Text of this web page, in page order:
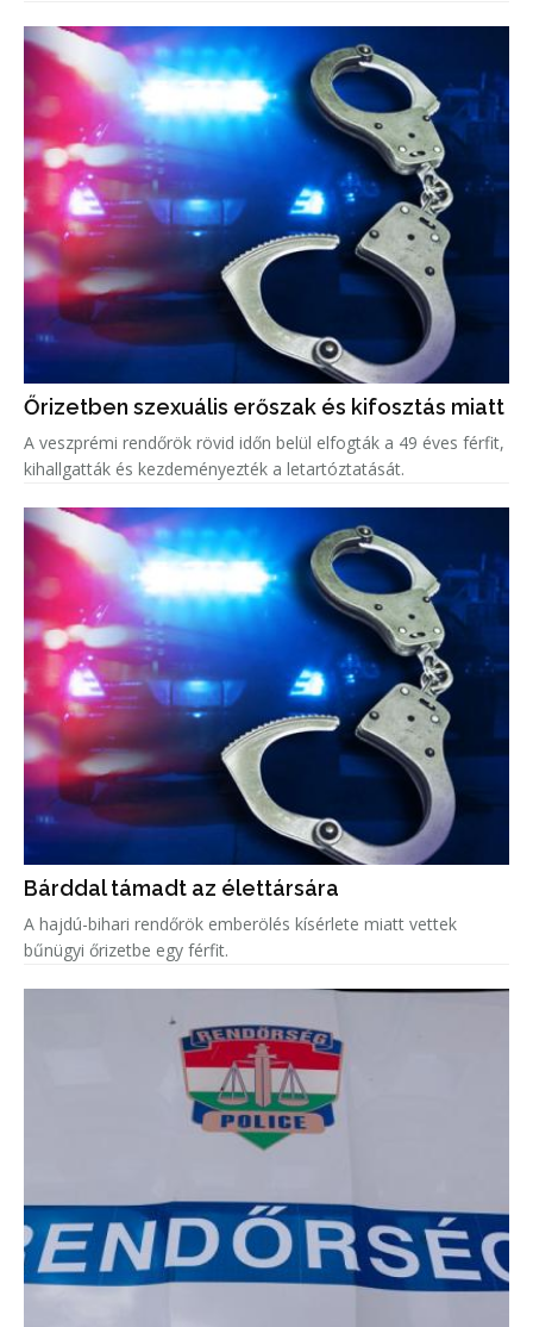
Őrizetben szexuális erőszak és kifosztás miatt
A veszprémi rendőrök rövid időn belül elfogták a 49 éves férfit,
kihallgatták és kezdeményezték a letartóztatását.
Bárddal támadt az élettársára
A hajdú-bihari rendőrök emberölés kísérlete miatt vettek
bűnügyi őrizetbe egy férfit.